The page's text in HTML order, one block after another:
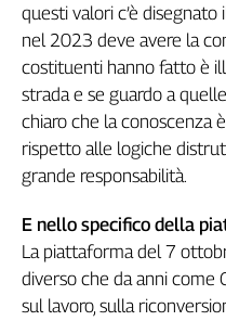
questi valori c’è
nel 2023 deve avere la
costituenti hanno fatto è
strada e se guardo a
chiaro che la conoscenza
rispetto alle logiche
grande responsabilità.
E nello specifico della
La piattaforma del 7
diverso che da anni come
sul lavoro, sulla